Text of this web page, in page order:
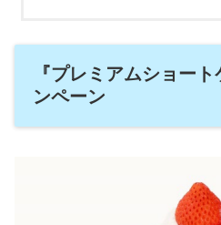
『プレミアムショー
ンペーン